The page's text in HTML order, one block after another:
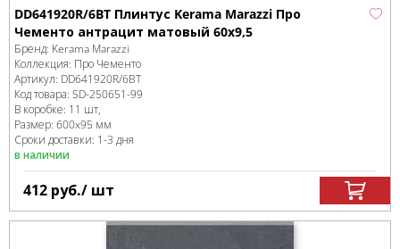
DD641920R/6BT Плинтус Kerama Marazzi Про
Чементо антрацит матовый 60x9,5
Бренд: Kerama Marazzi
Коллекция: Про Чементо
Артикул: DD641920R/6BT
Код товара: SD-250651-99
В коробке: 11 шт,
Размер: 600x95 мм
Сроки доставки: 1-3 дня
в наличии
412 руб./ шт